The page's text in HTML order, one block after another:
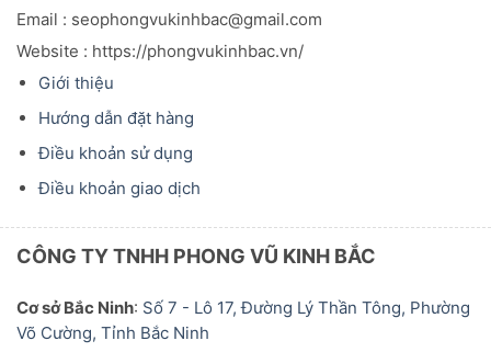
Email : seophongvukinhbac@gmail.com
Website : https://phongvukinhbac.vn/
Giới thiệu
Hướng dẫn đặt hàng
Điều khoản sử dụng
Điều khoản giao dịch
CÔNG TY TNHH PHONG VŨ KINH BẮC
Cơ sở Bắc Ninh: Số 7 - Lô 17, Đường Lý Thần Tông, Phường
Võ Cường, Tỉnh Bắc Ninh